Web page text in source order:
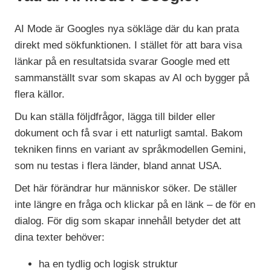
AI Mode är Googles nya sökläge där du kan prata
direkt med sökfunktionen. I stället för att bara visa
länkar på en resultatsida svarar Google med ett
sammanställt svar som skapas av AI och bygger på
flera källor.
Du kan ställa följdfrågor, lägga till bilder eller
dokument och få svar i ett naturligt samtal. Bakom
tekniken finns en variant av språkmodellen Gemini,
som nu testas i flera länder, bland annat USA.
Det här förändrar hur människor söker. De ställer
inte längre en fråga och klickar på en länk – de för en
dialog. För dig som skapar innehåll betyder det att
dina texter behöver:
ha en tydlig och logisk struktur